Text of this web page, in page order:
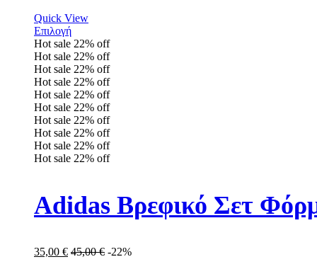
Quick View
Επιλογή
Hot sale 22% off
Hot sale 22% off
Hot sale 22% off
Hot sale 22% off
Hot sale 22% off
Hot sale 22% off
Hot sale 22% off
Hot sale 22% off
Hot sale 22% off
Hot sale 22% off
Adidas Βρεφικό Σετ
35,00 € 45,00€ -22%